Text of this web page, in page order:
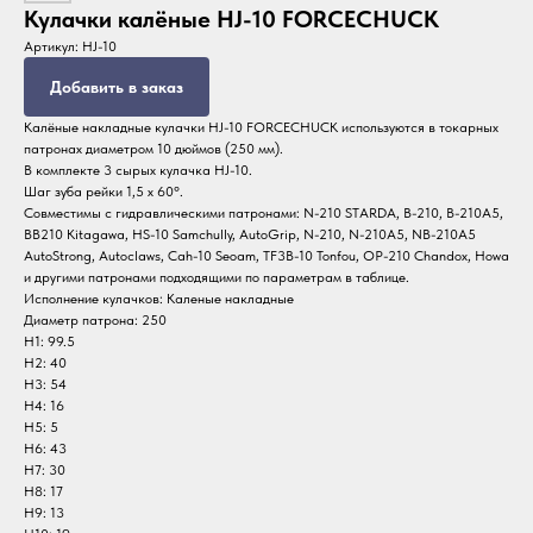
Кулачки калёные HJ-10 FORCECHUCK
Артикул: HJ-10
Добавить в заказ
Калёные накладные кулачки HJ-10 FORCECHUCK используются в токарных
патронах диаметром 10 дюймов (250 мм).
В комплекте 3 сырых кулачка HJ-10.
Шаг зуба рейки 1,5 x 60°.
Совместимы с гидравлическими патронами: N-210 STARDA, B-210, B-210A5,
BB210 Kitagawa, HS-10 Samchully, AutoGrip, N-210, N-210A5, NB-210A5
AutoStrong, Autoclaws, Cah-10 Seoam, TF3B-10 Tonfou, OP-210 Chandox, Howa
и другими патронами подходящими по параметрам в таблице.
Исполнение кулачков: Каленые накладные
Диаметр патрона: 250
H1: 99.5
H2: 40
H3: 54
H4: 16
H5: 5
H6: 43
H7: 30
H8: 17
H9: 13